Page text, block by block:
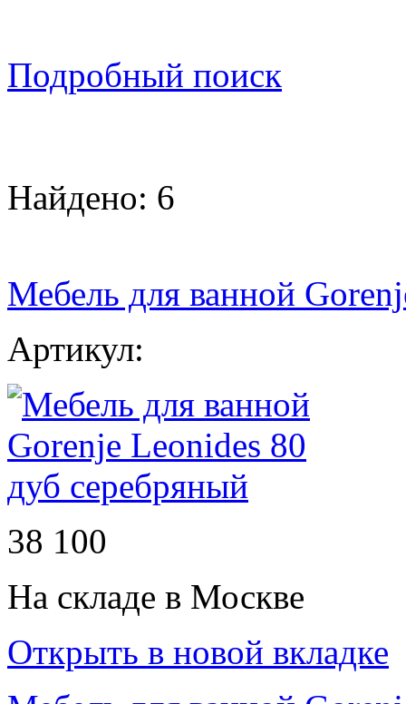
Подробный поиск
Найдено: 6
Мебель для ванной
Артикул:
38 100
На складе в Москве
Открыть в новой вкладке